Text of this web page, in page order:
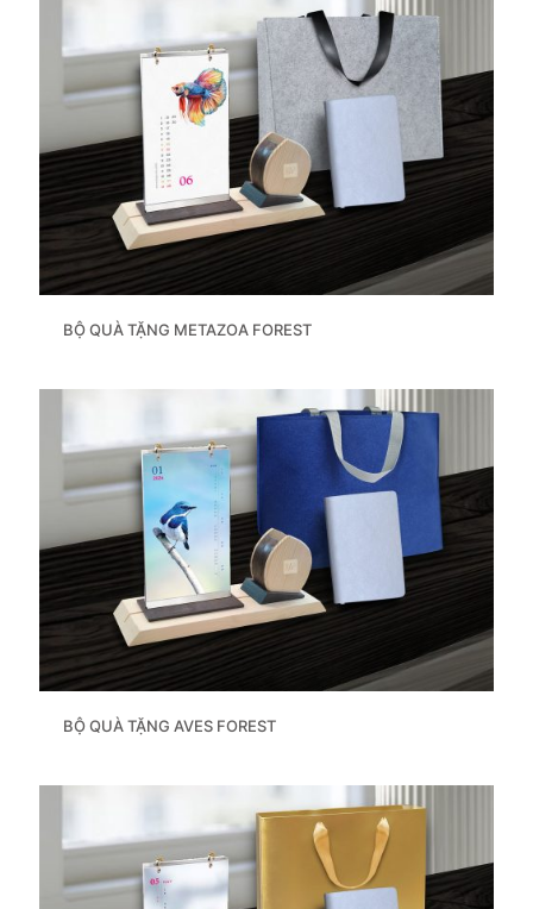
BỘ QUÀ TẶNG METAZOA FOREST
BỘ QUÀ TẶNG AVES FOREST